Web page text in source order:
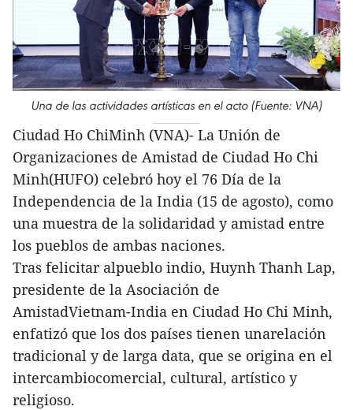
Una de las actividades artísticas en el acto (Fuente: VNA)
Ciudad Ho ChiMinh (VNA)- La Unión de
Organizaciones de Amistad de Ciudad Ho Chi
Minh(HUFO) celebró hoy el 76 Día de la
Independencia de la India (15 de agosto), como
una muestra de la solidaridad y amistad entre
los pueblos de ambas naciones.
Tras felicitar alpueblo indio, Huynh Thanh Lap,
presidente de la Asociación de
AmistadVietnam-India en Ciudad Ho Chi Minh,
enfatizó que los dos países tienen unarelación
tradicional y de larga data, que se origina en el
intercambiocomercial, cultural, artístico y
religioso.